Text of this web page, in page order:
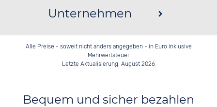
Unternehmen
Alle Preise - soweit nicht anders angegeben - in Euro inklusive
Mehrwertsteuer
Letzte Aktualisierung: August 2026
Bequem und sicher bezahlen